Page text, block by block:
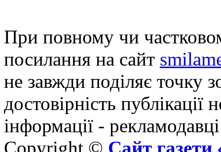
При повному чи
посилання на сайт
не завжди поділяє точку
достовірність публікації
інформації -
Copyright © Сайт